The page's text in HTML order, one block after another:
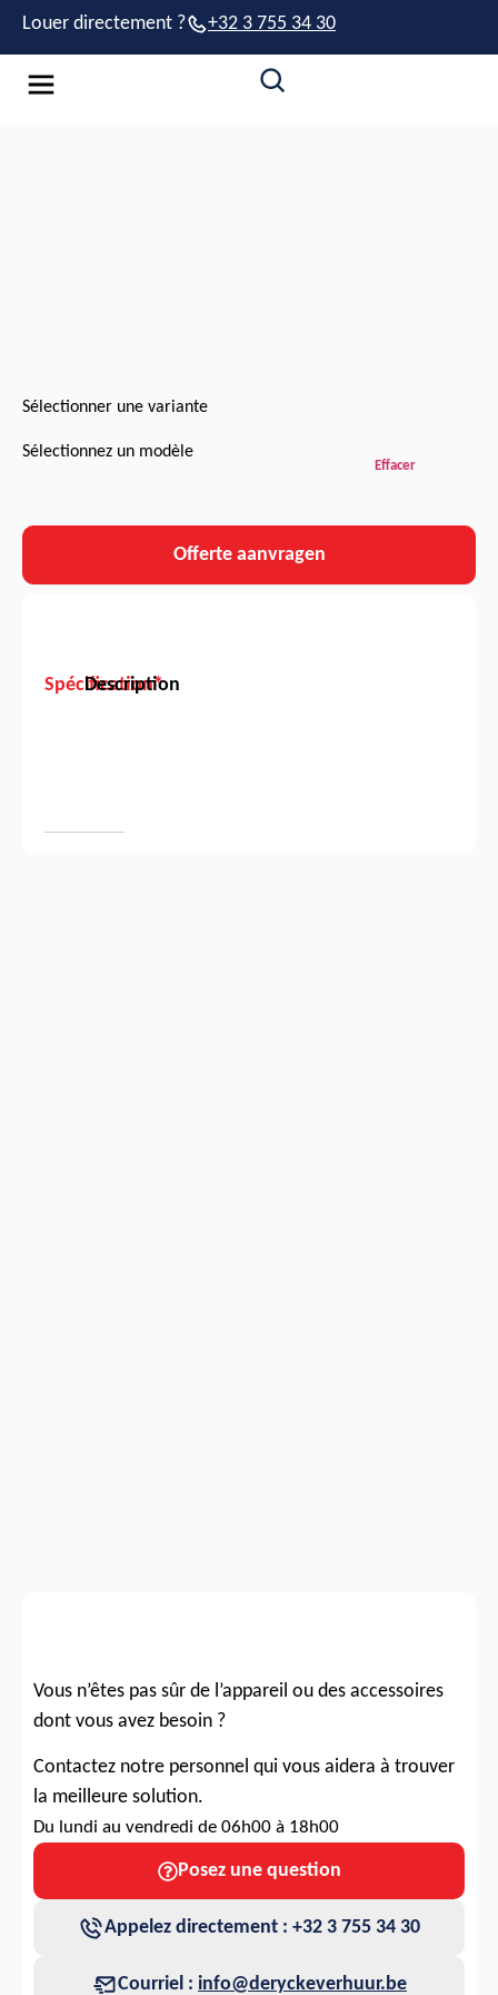
Louer directement ? +32 3 755 34 30
Sélectionner une variante
Sélectionnez un modèle
Effacer
Offerte aanvragen
Spécification*
Description
Vous n’êtes pas sûr de l’appareil ou des accessoires
dont vous avez besoin ?
Contactez notre personnel qui vous aidera à trouver
la meilleure solution.
Du lundi au vendredi de 06h00 à 18h00
Posez une question
Appelez directement : +32 3 755 34 30
Courriel : info@deryckeverhuur.be